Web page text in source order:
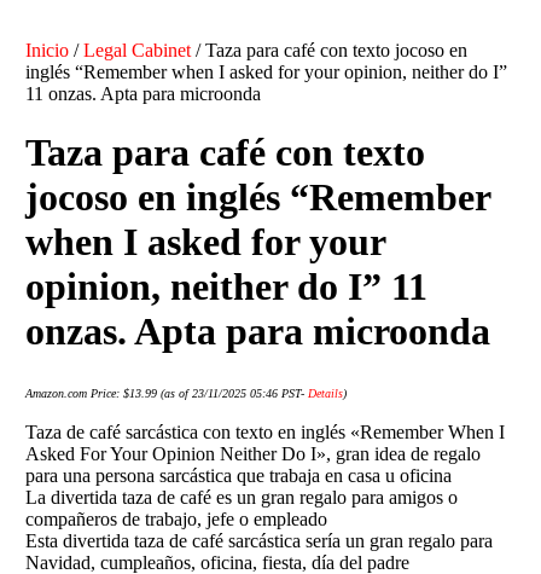
Inicio /Legal Cabinet / Taza para café con texto jocoso en
inglés “Remember when I asked for your opinion, neither do I”
11 onzas. Apta para microonda
Taza para café con texto
jocoso en inglés “Remember
when I asked for your
opinion, neither do I” 11
onzas. Apta para microonda
Amazon.com Price:$13.99 (as of 23/11/2025 05:46 PST- Details)
Taza de café sarcástica con texto en inglés «Remember When I
Asked For Your Opinion Neither Do I», gran idea de regalo
para una persona sarcástica que trabaja en casa u oficina
La divertida taza de café es un gran regalo para amigos o
compañeros de trabajo, jefe o empleado
Esta divertida taza de café sarcástica sería un gran regalo para
Navidad, cumpleaños, oficina, fiesta, día del padre